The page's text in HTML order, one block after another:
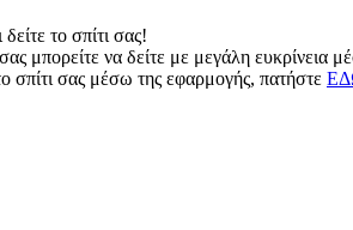
το σπίτι σας!
μπορείτε να δείτε με μεγάλη
σπίτι σας μέσω της εφαρμογής, πατήστε